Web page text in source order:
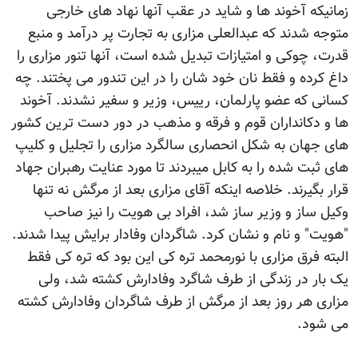
زمانیکه آخوند ها و شاید در عقب آنها نهاد های خارجی
متوجه شدند که عبدالعلی مزاری به تجارت پر درآمد و منبع
قدرت، چوکی و امتیازات تبدیل شده است، آنها تنور مزاری را
داغ کرده و فقط نان خود شان را در این تندور می پختند. چه
کسانی که عضو پارلمان، رییس، وزیر و سفیر نشدند. آخوند
ها و دکانداران قوم و فرقه و مذهب در دور دست ترین کشور
های جهان به شکل انحصاری سالگرد مزاری را تجلیل و کلیپ
های ثبت شده را به کابل میبردند تا مورد عنایت رهبران جهاد
قرار بگیرند. خلاصه اینکه آقای مزاری بعد از مرگش نه تنها
وکیل ساز و وزیر ساز شد، افراد بی هویت را نیز صاحب
"هویت" و نام و نشان کرد. شاگردان وفادار برایش پیدا شدند.
البته فرق مزاری با نورمحمد تره کی این بود که تره کی فقط
یک بار در زندگی از طرف شاگرد وفادارش کشته شد، ولی
مزاری هر روز بعد از مرگش از طرف شاگردان وفادارش کشته
می شود.